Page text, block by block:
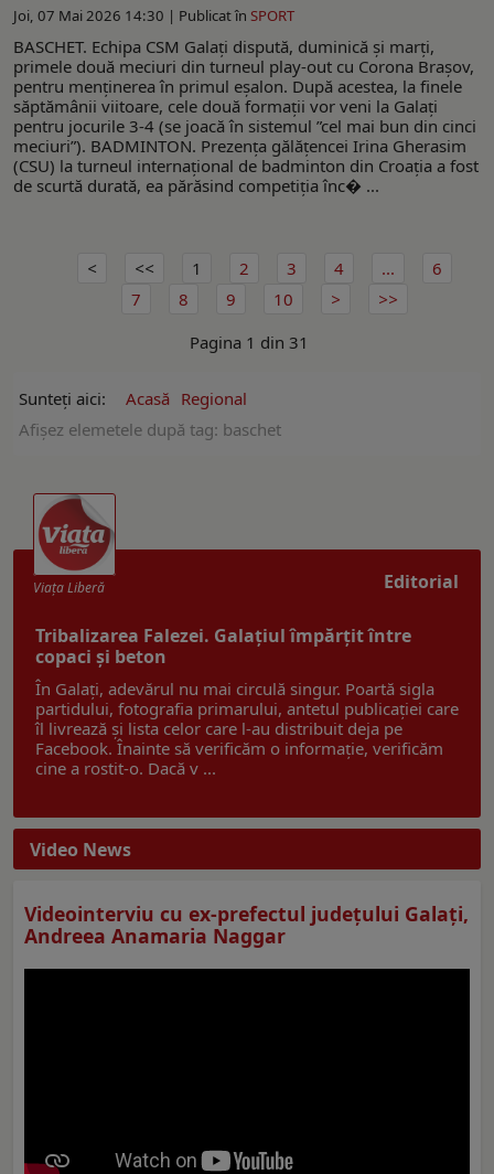
Joi, 07 Mai 2026 14:30 | Publicat în SPORT
BASCHET. Echipa CSM Galați dispută, duminică şi marţi,
primele două meciuri din turneul play-out cu Corona Brașov,
pentru menținerea în primul eșalon. După acestea, la finele
săptămânii viitoare, cele două formații vor veni la Galați
pentru jocurile 3-4 (se joacă în sistemul ”cel mai bun din cinci
meciuri”). BADMINTON. Prezența gălățencei Irina Gherasim
(CSU) la turneul internațional de badminton din Croația a fost
de scurtă durată, ea părăsind competiția înc� ...
1 2 3 4 ...
6
7
8 9
10
Pagina 1 din 31
Sunteți aici: Acasă Regional
Afişez elemetele după tag: baschet
Editorial
Viaţa Liberă
Tribalizarea Falezei. Galațiul împărțit între
copaci și beton
În Galați, adevărul nu mai circulă singur. Poartă sigla
partidului, fotografia primarului, antetul publicației care
îl livrează și lista celor care l-au distribuit deja pe
Facebook. Înainte să verificăm o informație, verificăm
cine a rostit-o. Dacă v ...
Video News
Videointerviu cu ex-prefectul judeţului Galaţi,
Andreea Anamaria Naggar